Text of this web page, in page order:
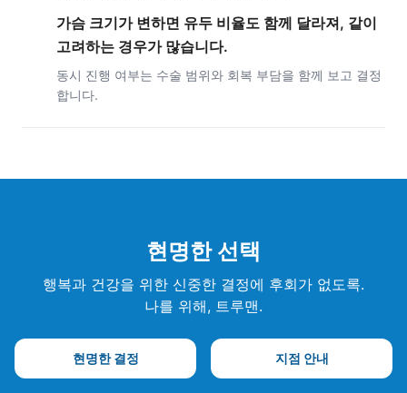
가슴 크기가 변하면 유두 비율도 함께 달라져, 같이
고려하는 경우가 많습니다.
동시 진행 여부는 수술 범위와 회복 부담을 함께 보고 결정
합니다.
현명한 선택
행복과 건강을 위한 신중한 결정에 후회가 없도록.
나를 위해, 트루맨.
현명한 결정 지점 안내